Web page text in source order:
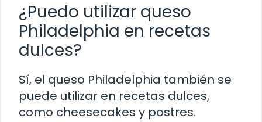
¿Puedo utilizar queso
Philadelphia en recetas
dulces?
Sí, el queso Philadelphia también se
puede utilizar en recetas dulces,
como cheesecakes y postres.